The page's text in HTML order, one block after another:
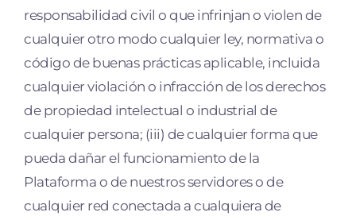
responsabilidad civil o que infrinjan o violen de
cualquier otro modo cualquier ley, normativa o
código de buenas prácticas aplicable, incluida
cualquier violación o infracción de los derechos
de propiedad intelectual o industrial de
cualquier persona; (iii) de cualquier forma que
pueda dañar el funcionamiento de la
Plataforma o de nuestros servidores o de
cualquier red conectada a cualquiera de